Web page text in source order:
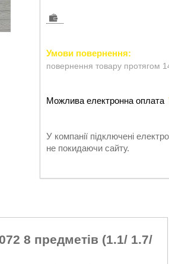
повернення товару протягом
У компанії підключені
не покидаючи сайту.
8 предметів (1.1/ 1.7/